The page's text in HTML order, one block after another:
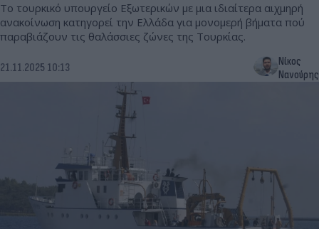
Το τουρκικό υπουργείο Εξωτερικών με μια ιδιαίτερα αιχμηρή
ανακοίνωση κατηγορεί την Ελλάδα για μονομερή βήματα πού
παραβιάζουν τις θαλάσσιες ζώνες της Τουρκίας.
21.11.2025 10:13
Νίκος
Νανούρης